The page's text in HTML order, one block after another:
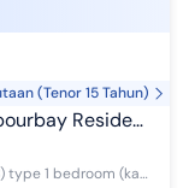
(Tenor 15 Tahun)
Residence
Dijual Apartemen Harbourbay Residence (HBB) type 1 bedroom (kamar + ruang tamu) Full furnished Siap huni 1 kamar tidur 1 ruang tamu 1 kamar mandi...